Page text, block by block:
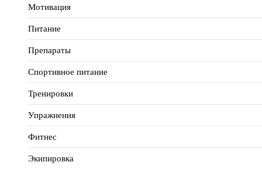
Мотивация
Питание
Препараты
Спортивное питание
Тренировки
Упражнения
Фитнес
Экипировка